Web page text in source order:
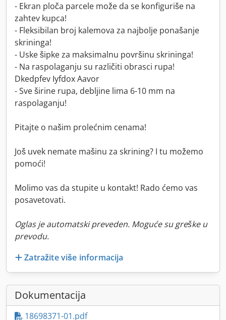
- Ekran ploča parcele može da se konfiguriše na
zahtev kupca!
- Fleksibilan broj kalemova za najbolje ponašanje
skrininga!
- Uske šipke za maksimalnu površinu skrininga!
- Na raspolaganju su različiti obrasci rupa!
Dkedpfev Iyfdox Aavor
- Sve širine rupa, debljine lima 6-10 mm na
raspolaganju!
Pitajte o našim prolećnim cenama!
Još uvek nemate mašinu za skrining? I tu možemo
pomoći!
Molimo vas da stupite u kontakt! Rado ćemo vas
posavetovati.
Oglas je automatski preveden. Moguće su greške u
prevodu.
Zatražite više informacija
Dokumentacija
18698371-01.pdf